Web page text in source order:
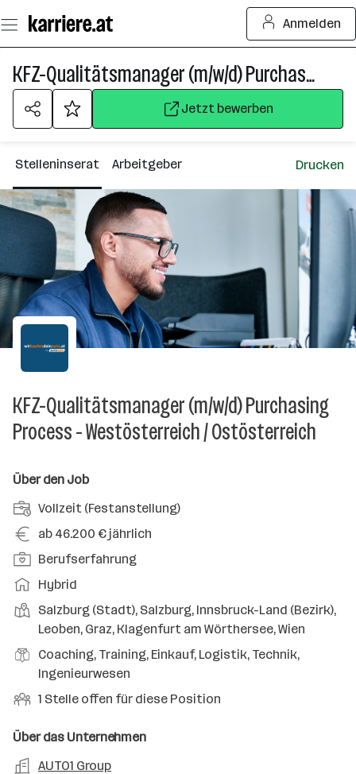
Seiteninhalt
springen
Anmelden
KFZ-Qualitätsmanager (m/w/d) Purchasing Process - Westösterreich / Ostösterreich
Jetzt bewerben
Stelleninserat Arbeitgeber Drucken
KFZ-Qualitätsmanager (m/w/d) Purchasing
Process - Westösterreich / Ostösterreich
Über den Job
A
n
t
e
l
n
s
r
Vollzeit (Festanstellung)
G
e
h
a
l
ab 46.200 € jährlich
P
o
i
i
n
e
e
Berufserfahrung
A
r
b
i
s
o
Hybrid
D
e
t
r
t
Salzburg (Stadt), Salzburg, Innsbruck-Land (Bezirk),
Leoben, Graz, Klagenfurt am Wörthersee, Wien
B
r
f
f
Coaching, Training, Einkauf, Logistik, Technik,
Ingenieurwesen
O
f
1 Stelle offen für diese Position
Über das Unternehmen
A
AUTO1 Group